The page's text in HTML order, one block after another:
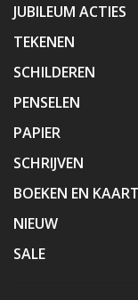
JUBILEUM ACTIES
TEKENEN
SCHILDEREN
PENSELEN
PAPIER
SCHRIJVEN
BOEKEN EN
NIEUW
SALE